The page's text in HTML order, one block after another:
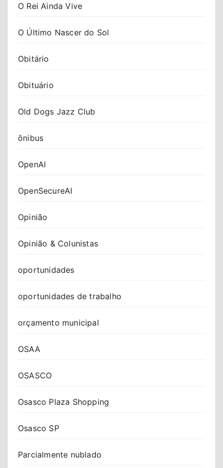
O Rei Ainda Vive
O Último Nascer do Sol
Obitário
Obituário
Old Dogs Jazz Club
ônibus
OpenAI
OpenSecureAI
Opinião
Opinião & Colunistas
oportunidades
oportunidades de trabalho
orçamento municipal
OSAA
OSASCO
Osasco Plaza Shopping
Osasco SP
Parcialmente nublado